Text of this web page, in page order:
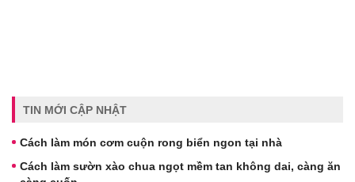
TIN MỚI CẬP NHẬT
Cách làm món cơm cuộn rong biển ngon tại nhà
Cách làm sườn xào chua ngọt mềm tan không dai, càng ăn